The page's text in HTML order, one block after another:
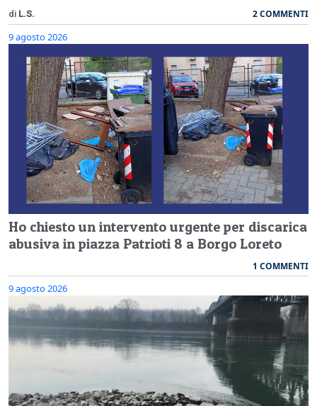
di L.S. 2 COMMENTI
9 agosto 2026
Ho chiesto un intervento urgente per discarica
abusiva in piazza Patrioti 8 a Borgo Loreto
1 COMMENTI
9 agosto 2026